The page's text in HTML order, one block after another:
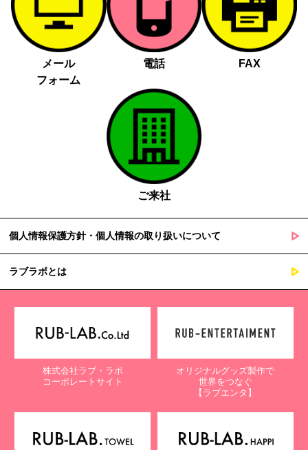
メール
フォーム
電話 FAX
ご来社
個人情報保護方針・個人情報の取り扱いについて
ラブラボとは
株式会社ラブ・ラボ
コーポレートサイト
オリジナルグッズ製作で
世界をつなぐ
【ラブエンタ】